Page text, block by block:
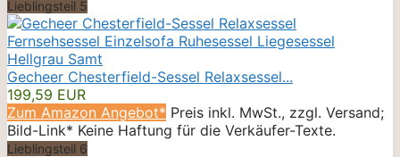
Lieblingsteil 5
Gecheer Chesterfield-Sessel Relaxsessel...
199,59 EUR
Zum Amazon Angebot* Preis inkl. MwSt., zzgl. Versand;
Bild-Link* Keine Haftung für die Verkäufer-Texte.
Lieblingsteil 6